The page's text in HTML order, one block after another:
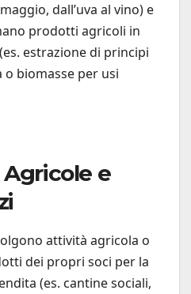
dall’uva al vino) e
prodotti agricoli in
estrazione di principi
biomasse per usi
e
attività agricola o
dei propri soci per la
(es. cantine sociali,